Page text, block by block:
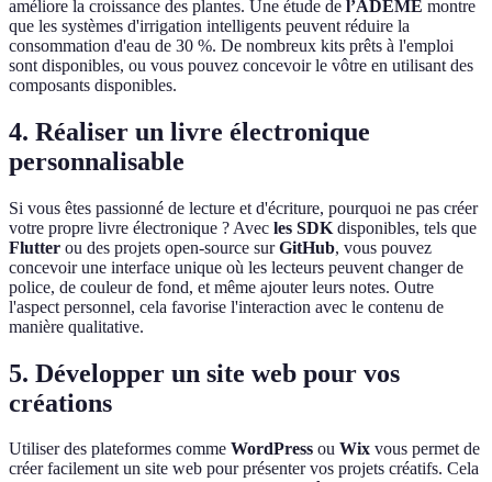
améliore la croissance des plantes. Une étude de l’ADEME montre
que les systèmes d'irrigation intelligents peuvent réduire la
consommation d'eau de 30 %. De nombreux kits prêts à l'emploi
sont disponibles, ou vous pouvez concevoir le vôtre en utilisant des
composants disponibles.
4. Réaliser un livre électronique
personnalisable
Si vous êtes passionné de lecture et d'écriture, pourquoi ne pas créer
votre propre livre électronique ? Avec les SDK disponibles, tels que
Flutter ou des projets open-source surGitHub, vous pouvez
concevoir une interface unique où les lecteurs peuvent changer de
police, de couleur de fond, et même ajouter leurs notes. Outre
l'aspect personnel, cela favorise l'interaction avec le contenu de
manière qualitative.
5. Développer un site web pour vos
créations
Utiliser des plateformes comme WordPress ou Wix vous permet de
créer facilement un site web pour présenter vos projets créatifs. Cela